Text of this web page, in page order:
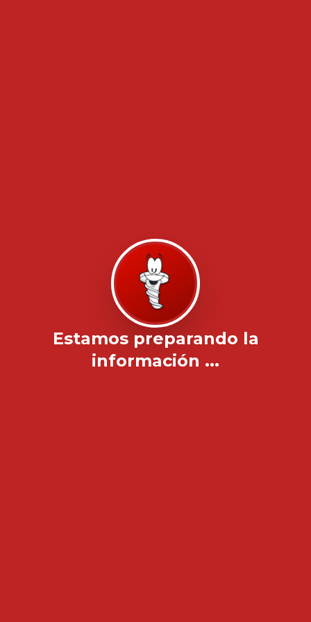
Estamos preparando la
información ...